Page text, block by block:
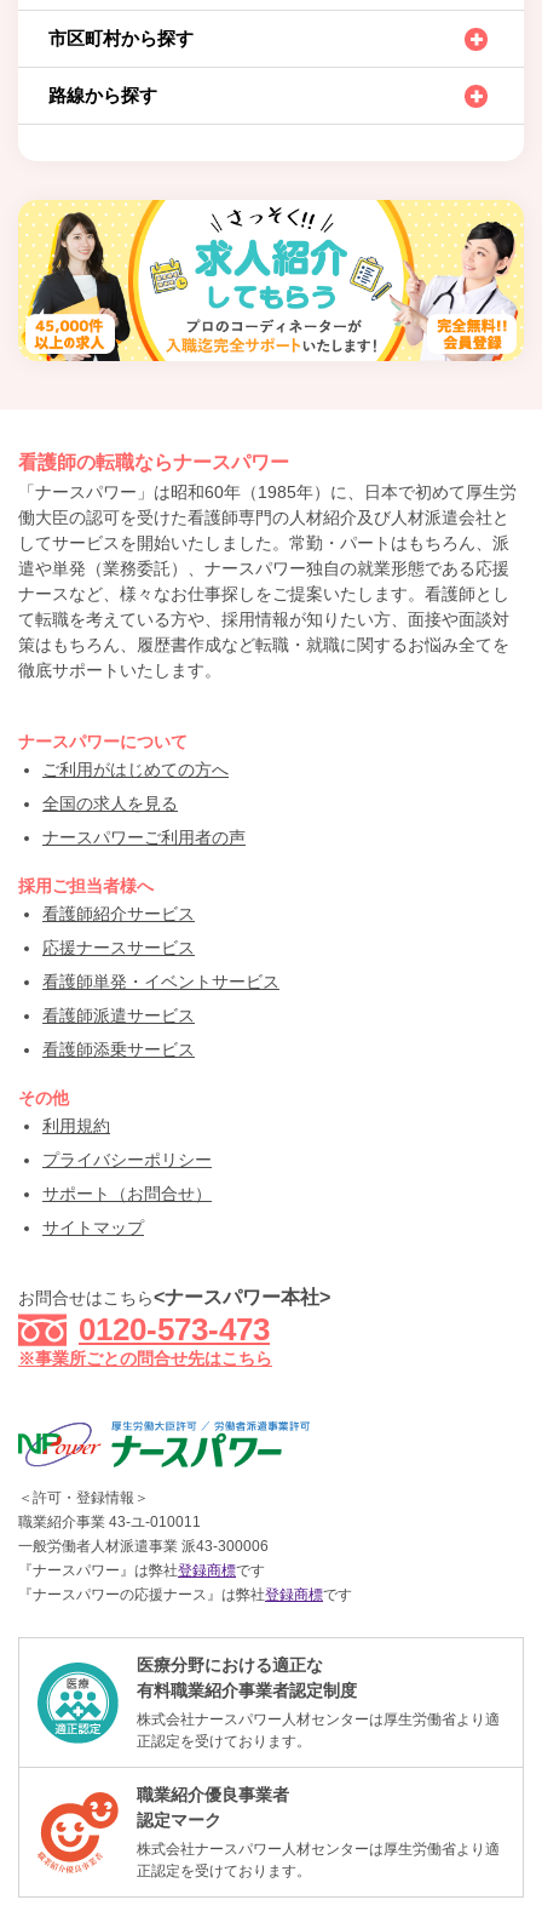
市区町村から探す
路線から探す
看護師の転職ならナースパワー
「ナースパワー」は昭和60年（1985年）に、日本で初めて厚生労
働大臣の認可を受けた看護師専門の人材紹介及び人材派遣会社と
してサービスを開始いたしました。常勤・パートはもちろん、派
遣や単発（業務委託）、ナースパワー独自の就業形態である応援
ナースなど、様々なお仕事探しをご提案いたします。看護師とし
て転職を考えている方や、採用情報が知りたい方、面接や面談対
策はもちろん、履歴書作成など転職・就職に関するお悩み全てを
徹底サポートいたします。
ナースパワーについて
ご利用がはじめての方へ
全国の求人を見る
ナースパワーご利用者の声
採用ご担当者様へ
看護師紹介サービス
応援ナースサービス
看護師単発・イベントサービス
看護師派遣サービス
看護師添乗サービス
その他
利用規約
プライバシーポリシー
サポート（お問合せ）
サイトマップ
お問合せはこちら<ナースパワー本社>
0120-573-473
※事業所ごとの問合せ先はこちら
＜許可・登録情報＞
職業紹介事業 43-ユ-010011
一般労働者人材派遣事業 派43-300006
『ナースパワー』は弊社登録商標です
『ナースパワーの応援ナース』は弊社登録商標です
医療分野における適正な
有料職業紹介事業者認定制度
株式会社ナースパワー人材センターは厚生労働省より適
正認定を受けております。
職業紹介優良事業者
認定マーク
株式会社ナースパワー人材センターは厚生労働省より適
正認定を受けております。